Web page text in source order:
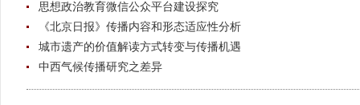
思想政治教育微信公众平台建设探究
《北京日报》传播内容和形态适应性分析
城市遗产的价值解读方式转变与传播机遇
中西气候传播研究之差异